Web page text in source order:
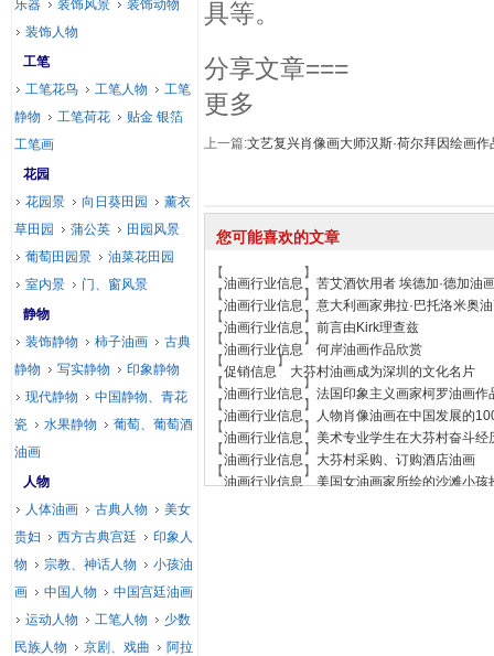
具等。
分享文章===
更多
上一篇:文艺复兴肖像画大师汉斯·荷尔拜因绘画作
您可能喜欢的文章
【油画行业信息 】 苦艾酒饮用者 埃德加·德加油
【油画行业信息 】 意大利画家弗拉·巴托洛米奥
【油画行业信息 】 前言由Kirk理查兹
【油画行业信息 】 何岸油画作品欣赏
【促销信息 】 大芬村油画成为深圳的文化名片
【油画行业信息 】 法国印象主义画家柯罗油画作
【油画行业信息 】 人物肖像油画在中国发展的
【油画行业信息 】 美术专业学生在大芬村奋斗经
【油画行业信息 】 大芬村采购、订购酒店油画
【油画行业信息】 美国女油画家所绘的沙滩小孩
乐器 装饰风景
装饰动物
装饰人物
工笔
工笔花鸟
工笔人物
工笔
静物
工笔荷花
贴金 银箔
工笔画
花园
花园景
向日葵田园
薰衣
草田园
蒲公英
田园风景
葡萄田园景
油菜花田园
室内景
门、窗风景
静物
装饰静物
柿子油画
古典
静物
写实静物
印象静物
现代静物
中国静物、青花
瓷
水果静物
葡萄、葡萄酒
油画
人物
人体油画
古典人物
美女
贵妇
西方古典宫廷
印象人
物
宗教、神话人物
小孩油
画
中国人物
中国宫廷油画
运动人物
工笔人物
少数
民族人物
京剧、戏曲
阿拉